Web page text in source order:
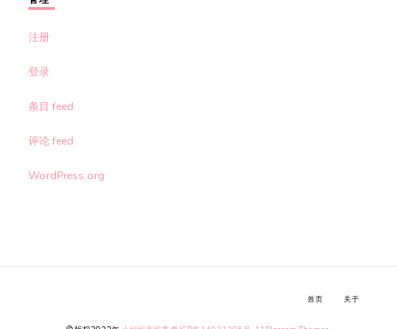
注册
登录
条目 feed
评论 feed
WordPress.org
首页 关于